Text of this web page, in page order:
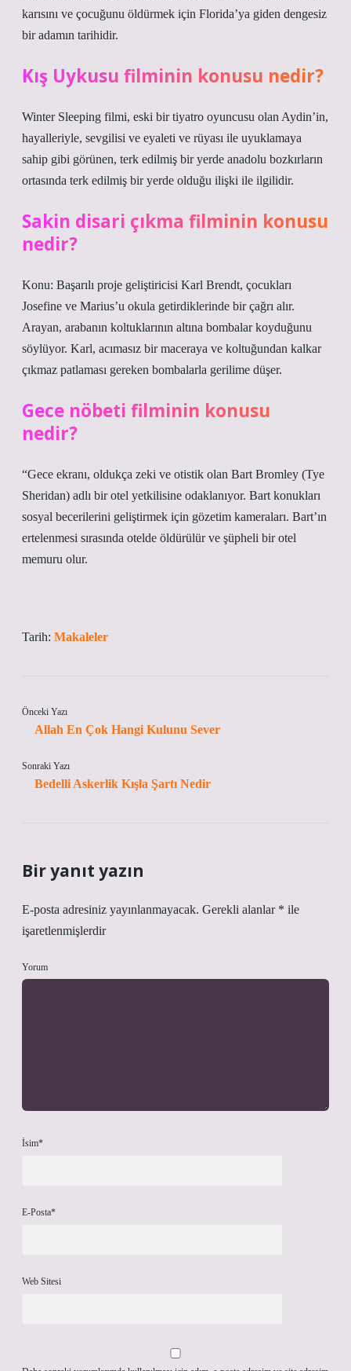
karısını ve çocuğunu öldürmek için Florida’ya giden dengesiz
bir adamın tarihidir.
Kış Uykusu filminin konusu nedir?
Winter Sleeping filmi, eski bir tiyatro oyuncusu olan Aydin’in,
hayalleriyle, sevgilisi ve eyaleti ve rüyası ile uyuklamaya
sahip gibi görünen, terk edilmiş bir yerde anadolu bozkırların
ortasında terk edilmiş bir yerde olduğu ilişki ile ilgilidir.
Sakin disari çıkma filminin konusu
nedir?
Konu: Başarılı proje geliştiricisi Karl Brendt, çocukları
Josefine ve Marius’u okula getirdiklerinde bir çağrı alır.
Arayan, arabanın koltuklarının altına bombalar koyduğunu
söylüyor. Karl, acımasız bir maceraya ve koltuğundan kalkar
çıkmaz patlaması gereken bombalarla gerilime düşer.
Gece nöbeti filminin konusu
nedir?
“Gece ekranı, oldukça zeki ve otistik olan Bart Bromley (Tye
Sheridan) adlı bir otel yetkilisine odaklanıyor. Bart konukları
sosyal becerilerini geliştirmek için gözetim kameraları. Bart’ın
ertelenmesi sırasında otelde öldürülür ve şüpheli bir otel
memuru olur.
Tarih: Makaleler
Önceki Yazı
Allah En Çok Hangi Kulunu Sever
Sonraki Yazı
Bedelli Askerlik Kışla Şartı Nedir
Bir yanıt yazın
E-posta adresiniz yayınlanmayacak. Gerekli alanlar * ile
işaretlenmişlerdir
Yorum
İsim*
E-Posta*
Web Sitesi